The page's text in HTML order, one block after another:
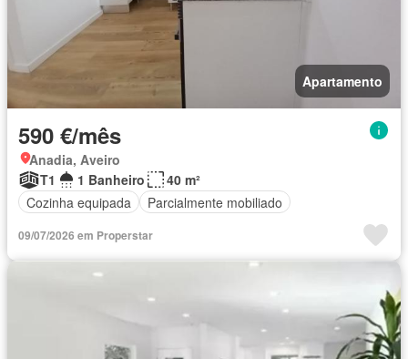
Apartamento
590 €/mês
Anadia, Aveiro
T1
1 Banheiro
40 m²
Cozinha equipada
Parcialmente mobiliado
09/07/2026 em Properstar